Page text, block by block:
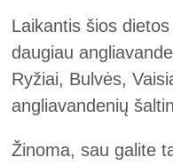
Laikantis šios
daugiau
Ryžiai, Bulvės,
angliavandenių
Žinoma, sau galite